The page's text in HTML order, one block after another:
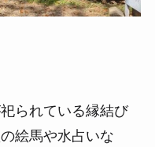
られている縁結び
絵馬や水占いな